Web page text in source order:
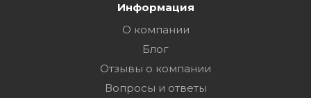
Информация
О компании
Блог
Отзывы о компании
Вопросы и ответы